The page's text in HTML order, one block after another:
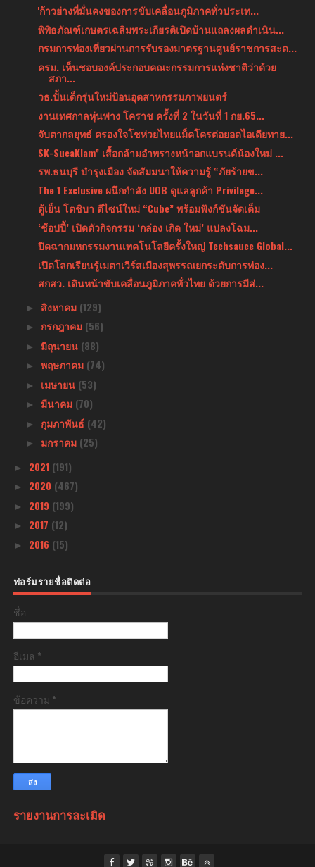
'ก้าวย่างที่มั่นคงของการขับเคลื่อนภูมิภาคทั่วประเท...
พิพิธภัณฑ์เกษตรเฉลิมพระเกียรติเปิดบ้านแถลงผลดำเนิน...
กรมการท่องเที่ยวผ่านการรับรองมาตรฐานศูนย์ราชการสะด...
ครม. เห็นชอบองค์ประกอบคณะกรรมการแห่งชาติว่าด้วย
สภา...
วธ.ปั้นเด็กรุ่นใหม่ป้อนอุตสาหกรรมภาพยนตร์
งานเทศกาลหุ่นฟาง โคราช ครั้งที่ 2 ในวันที่ 1 กย.65...
จับตากลยุทธ์ ครองใจโชห่วยไทยแม็คโครต่อยอดไอเดียทาย...
SK-SueaKlam” เสื้อกล้ามอำพรางหน้าอกแบรนด์น้องใหม่ ...
รพ.ธนบุรี บำรุงเมือง จัดสัมมนาให้ความรู้ “ภัยร้ายข...
The 1 Exclusive ผนึกกำลัง UOB ดูแลลูกค้า Privilege...
ตู้เย็น โตชิบา ดีไซน์ใหม่ “Cube” พร้อมฟังก์ชันจัดเต็ม
‘ช้อปปี้’ เปิดตัวกิจกรรม ‘กล่อง เกิด ใหม่’ แปลงโฉม...
ปิดฉากมหกรรมงานเทคโนโลยีครั้งใหญ่ Techsauce Global...
เปิดโลกเรียนรู้เมตาเวิร์สเมืองสุพรรณยกระดับการท่อง...
สกสว. เดินหน้าขับเคลื่อนภูมิภาคทั่วไทย ด้วยการมีส่...
► สิงหาคม (129)
► กรกฎาคม (56)
► มิถุนายน (88)
► พฤษภาคม (74)
► เมษายน (53)
► มีนาคม (70)
► กุมภาพันธ์ (42)
► มกราคม (25)
► 2021 (191)
► 2020 (467)
► 2019 (199)
► 2017 (12)
► 2016 (15)
ฟอร์มรายชื่อติดต่อ
ชื่อ
อีเมล *
ข้อความ *
รายงานการละเมิด